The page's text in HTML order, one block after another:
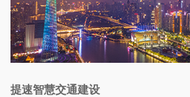
提速智慧交通建设